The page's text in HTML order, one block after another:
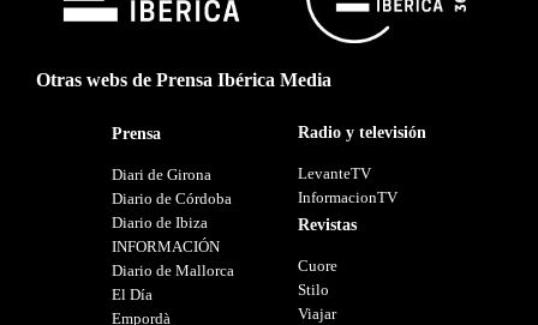
Otras webs de Prensa Ibérica Media
Prensa
Diari de Girona
Diario de Córdoba
Diario de Ibiza
INFORMACIÓN
Diario de Mallorca
El Día
Empordà
Radio y televisión
LevanteTV
InformacionTV
Revistas
Cuore
Stilo
Viajar